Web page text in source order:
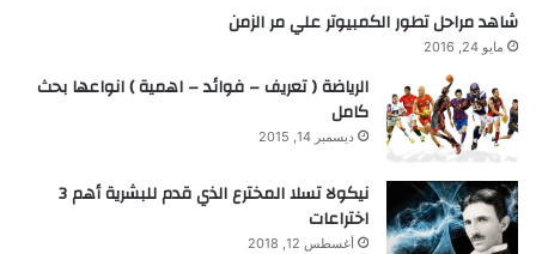
شاهد مراحل تطور الكمبيوتر علي مر الزمن
مايو 24, 2016
الرياضة ( تعريف – فوائد – اهمية ) انواعها بحث
كامل
ديسمبر 14, 2015
نيكولا تسلا المخترع الذي قدم للبشرية أهم 3
اختراعات
أغسطس 12, 2018